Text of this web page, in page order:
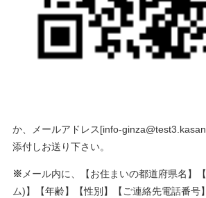
か、メールアドレス[info-
添付しお送り下さい。
※メール内に、【お住まいの都道府県名】
ム)】【年齢】【性別】【ご連絡先電話番号